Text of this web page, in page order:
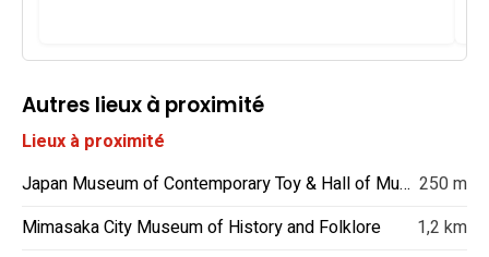
Autres lieux à proximité
Lieux à proximité
Japan Museum of Contemporary Toy & Hall of Music Box 250 m
Mimasaka City Museum of History and Folklore
1,2 km